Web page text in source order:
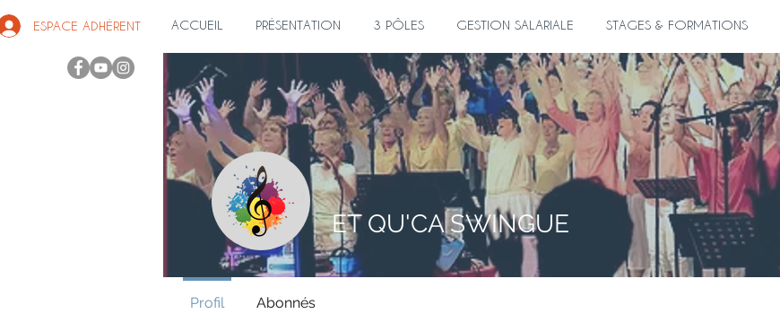
ESPACE ADHÉRENT ACCUEIL PRÉSENTATION 3 PÔLES GESTION SALARIALE STAGES & FORMATIONS
ET QU'CA SWINGUE
Profil Abonnés